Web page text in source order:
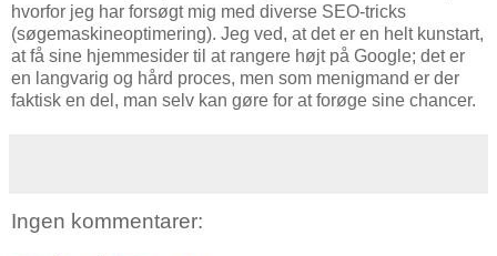
hvorfor jeg har forsøgt mig med diverse SEO-tricks
(søgemaskineoptimering). Jeg ved, at det er en helt kunstart,
at få sine hjemmesider til at rangere højt på Google; det er
en langvarig og hård proces, men som menigmand er der
faktisk en del, man selv kan gøre for at forøge sine chancer.
Ingen kommentarer: